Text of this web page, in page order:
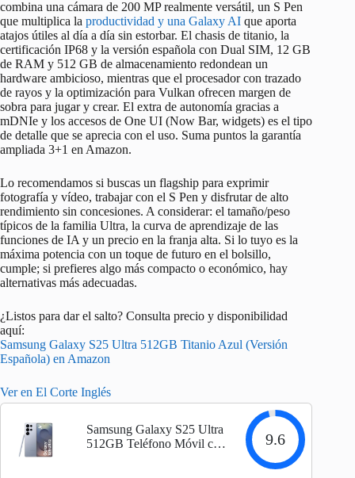
combina una cámara de 200 MP realmente versátil, un S Pen
que multiplica la productividad y una Galaxy AI que aporta
atajos útiles al día a día sin estorbar. El chasis de titanio, la
certificación IP68 y la versión española con Dual SIM, 12 GB
de RAM y 512 GB de almacenamiento redondean un
hardware ambicioso, mientras que el procesador con trazado
de rayos y la optimización para Vulkan ofrecen margen de
sobra para jugar y crear. El extra de autonomía gracias a
mDNIe y los accesos de One UI (Now Bar, widgets) es el tipo
de detalle que se aprecia con el uso. Suma puntos la garantía
ampliada 3+1 en Amazon.
Lo recomendamos si buscas un flagship para exprimir
fotografía y vídeo, trabajar con el S Pen y disfrutar de alto
rendimiento sin concesiones. A considerar: el tamaño/peso
típicos de la familia Ultra, la curva de aprendizaje de las
funciones de IA y un precio en la franja alta. Si lo tuyo es la
máxima potencia con un toque de futuro en el bolsillo,
cumple; si prefieres algo más compacto o económico, hay
alternativas más adecuadas.
¿Listos para dar el salto? Consulta precio y disponibilidad
aquí:
Samsung Galaxy S25 Ultra 512GB Titanio Azul (Versión
Española) en Amazon
Ver en El Corte Inglés
Samsung Galaxy S25 Ultra
512GB Teléfono Móvil con
9.6